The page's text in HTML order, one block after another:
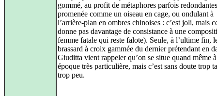
gommé, au profit de métaphores parfois
promenée comme un oiseau en cage, ou ondulant à
l’arrière‑plan en ombres chinoises : c’est joli, mais
donne pas davantage de consistance à une
femme fatale qui reste falote). Seule, à l’ultime fin,
brassard à croix gammée du dernier prétendant en
Giuditta vient rappeler qu’on se situe quand même
époque très particulière, mais c’est sans doute trop
trop peu.